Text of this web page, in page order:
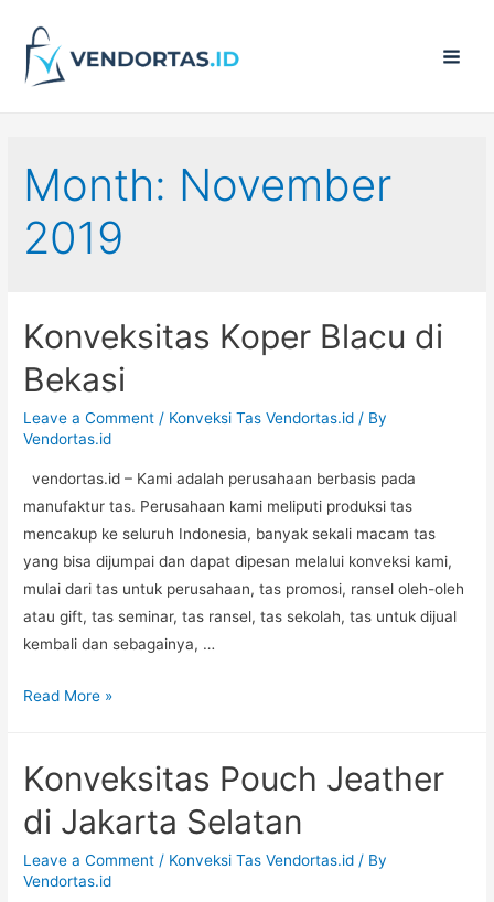
Month: November
2019
Konveksitas Koper Blacu di
Bekasi
Leave a Comment / Konveksi Tas Vendortas.id / By
Vendortas.id
vendortas.id – Kami adalah perusahaan berbasis pada
manufaktur tas. Perusahaan kami meliputi produksi tas
mencakup ke seluruh Indonesia, banyak sekali macam tas
yang bisa dijumpai dan dapat dipesan melalui konveksi kami,
mulai dari tas untuk perusahaan, tas promosi, ransel oleh-oleh
atau gift, tas seminar, tas ransel, tas sekolah, tas untuk dijual
kembali dan sebagainya, …
Konveksitas
di
Bekasi
Read More »
Konveksitas Pouch Jeather
di Jakarta Selatan
Leave a Comment / Konveksi Tas Vendortas.id / By
Vendortas.id